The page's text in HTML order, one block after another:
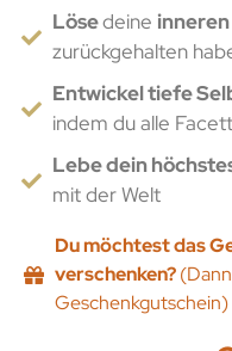
Lösedeine
zurückgehalten
Entwickel tiefe
indem du alle
Lebe dein
mit der Welt
Du möchtest das
verschenken?
Geschenkgutschein)